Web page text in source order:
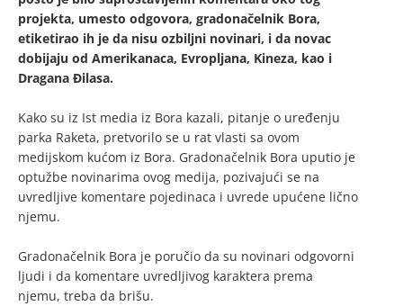
projekta, umesto odgovora, gradonačelnik Bora,
etiketirao ih je da nisu ozbiljni novinari, i da novac
dobijaju od Amerikanaca, Evropljana, Kineza, kao i
Dragana Đilasa.
Kako su iz Ist media iz Bora kazali, pitanje o uređenju
parka Raketa, pretvorilo se u rat vlasti sa ovom
medijskom kućom iz Bora. Gradonačelnik Bora uputio je
optužbe novinarima ovog medija, pozivajući se na
uvredljive komentare pojedinaca i uvrede upućene lično
njemu.
Gradonačelnik Bora je poručio da su novinari odgovorni
ljudi i da komentare uvredljivog karaktera prema
njemu, treba da brišu.